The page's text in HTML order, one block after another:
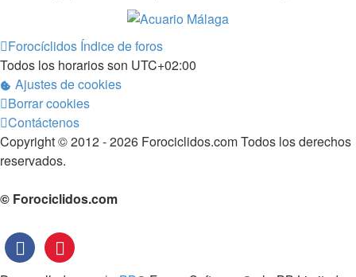
Forocíclidos Índice de foros
Todos los horarios son UTC+02:00
Ajustes de cookies
Borrar cookies
Contáctenos
Copyright © 2012 - 2026 Forociclidos.com Todos los derechos
reservados.
© Forociclidos.com